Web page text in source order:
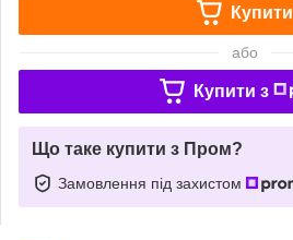
Купити
або
Купити з
Що таке купити з Пром?
Замовлення під захистом